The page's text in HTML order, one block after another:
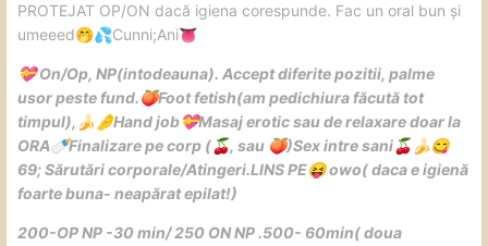
PROTEJAT OP/ON dacă igiena corespunde. Fac un oral bun și
umeeed🤭💦Cunni;Ani👅
💝On/Op, NP(intodeauna). Accept diferite pozitii, palme
usor peste fund.🍑Foot fetish(am pedichiura făcută tot
timpul), 🍌 🤌Hand job💝Masaj erotic sau de relaxare doar la
ORA🍼Finalizare pe corp (🍒, sau 🍑)Sex intre sani🍒 🍌😋
69;Sărutări corporale/Atingeri.LINS PE😝owo( daca e igienă
foarte buna- neapărat epilat!)
200-OP NP -30 min/ 250 ON NP .500- 60min( doua